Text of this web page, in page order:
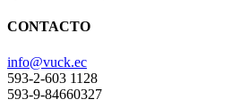
CONTACTO
info@vuck.ec
593-2-603 1128
593-9-84660327